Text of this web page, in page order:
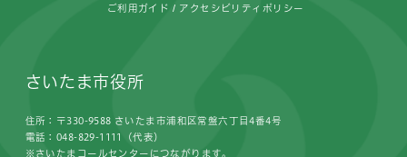
ご利用ガイド アクセシビリティポリシー
さいたま市役所
住所：〒330-9588 さいたま市浦和区常盤六丁目4番4号
電話：048-829-1111（代表）
※さいたまコールセンターにつながります。